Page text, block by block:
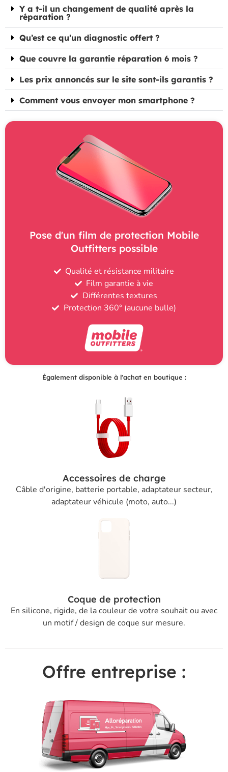
Y a t-il un changement de qualité après la
réparation ?
Qu’est ce qu’un diagnostic offert ?
Que couvre la garantie réparation 6 mois ?
Les prix annoncés sur le site sont-ils garantis ?
Comment vous envoyer mon smartphone ?
Pose d'un film de protection Mobile
Outfitters possible
Qualité et résistance militaire
Film garantie à vie
Différentes textures
Protection 360° (aucune bulle)
Également disponible à l'achat en boutique :
Accessoires de charge
Câble d'origine, batterie portable, adaptateur secteur,
adaptateur véhicule (moto, auto...)
Coque de protection
En silicone, rigide, de la couleur de votre souhait ou avec
un motif / design de coque sur mesure.
Offre entreprise :